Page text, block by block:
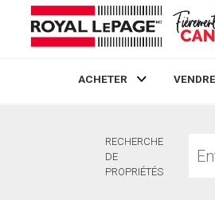
ACHETER VENDRE
RECHERCHE
DE
PROPRIÉTÉS
une